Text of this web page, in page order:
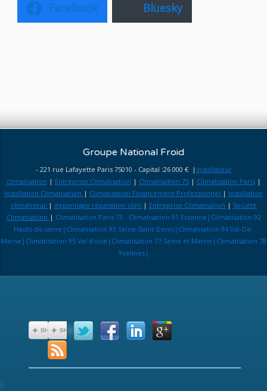
Facebook Bluesky
Groupe National Froid
- 221 rue Lafayette Paris 75010 - Capital :26 000 € | installateur
climatisation | Entreprise Climatisation | Climatisation 75| Climatisation Paris|
installation Climatisation | Climatisation Financement Professionnel | installation
climatiseur | depannage réparation clim | Entreprise Climatisation | Société
Climatisation | Climatisation Paris 75 - Climatisation 91 Essonne|Climatisation 92
Hauts-de-seine|Climatisation 93 Seine-Saint-Denis|Climatisation 94 Val-De-
Marne|Climatisation 95 Val d'oise|Climatisation 77 Seine et Marne|Climatisation 78
Yvelines|